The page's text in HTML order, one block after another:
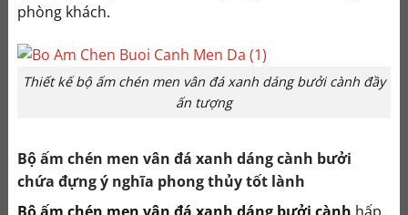
phòng khách.
Thiết kế bộ ấm chén men vân đá xanh dáng bưởi cành đầy
ấn tượng
Bộ ấm chén men vân đá xanh dáng cành bưởi
chứa đựng ý nghĩa phong thủy tốt lành